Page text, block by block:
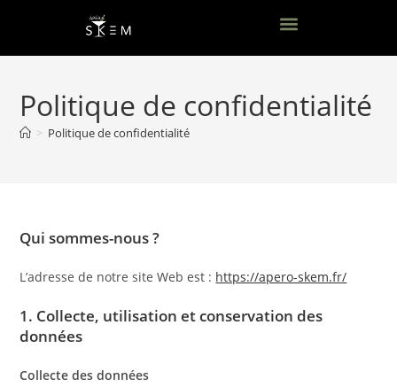
Politique de confidentialité
> Politique de confidentialité
Qui sommes-nous ?
L’adresse de notre site Web est : https://apero-skem.fr/
1. Collecte, utilisation et conservation des
données
Collecte des données